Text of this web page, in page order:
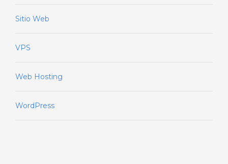
Sitio Web
VPS
Web Hosting
WordPress